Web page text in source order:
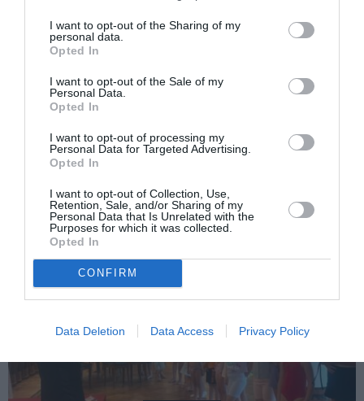
I want to opt-out of the Sharing of my
personal data.
Opted In
I want to opt-out of the Sale of my
Personal Data.
Opted In
I want to opt-out of processing my
Personal Data for Targeted Advertising.
Opted In
I want to opt-out of Collection, Use,
Retention, Sale, and/or Sharing of my
Personal Data that Is Unrelated with the
Purposes for which it was collected.
Opted In
CONFIRM
Data Deletion Data Access Privacy Policy
ITALIA
Concursul Miss Badante 2026: informații
despre înscrieri și participare